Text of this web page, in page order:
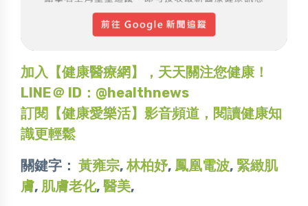
加入【健康醫療網】，天天關注您健康！
LINE＠ ID：@healthnews
訂閱【健康愛樂活】影音頻道，閱讀健康知
識更輕鬆
關鍵字： 黃雍宗,林柏妤, 鳳凰電波, 緊緻肌
膚, 肌膚老化, 醫美,